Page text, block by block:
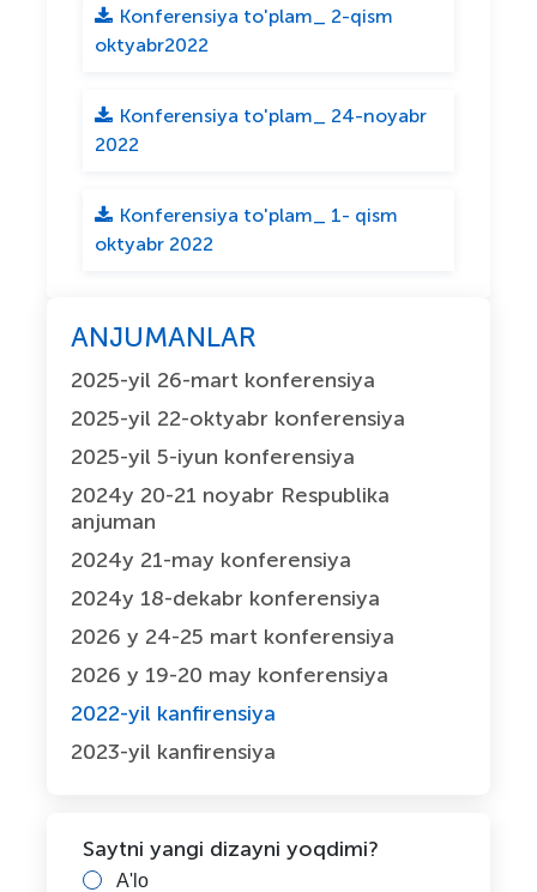
Konferensiya to'plam_ 2-qism
oktyabr2022
Konferensiya to'plam_ 24-noyabr
2022
Konferensiya to'plam_ 1- qism
oktyabr 2022
ANJUMANLAR
2025-yil 26-mart konferensiya
2025-yil 22-oktyabr konferensiya
2025-yil 5-iyun konferensiya
2024y 20-21 noyabr Respublika
anjuman
2024y 21-may konferensiya
2024y 18-dekabr konferensiya
2026 y 24-25 mart konferensiya
2026 y 19-20 may konferensiya
2022-yil kanfirensiya
2023-yil kanfirensiya
Saytni yangi dizayni yoqdimi?
A'lo